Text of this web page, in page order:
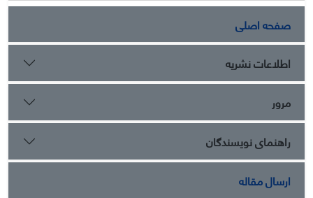
صفحه اصلی
اطلاعات نشریه
مرور
راهنمای نویسندگان
ارسال مقاله